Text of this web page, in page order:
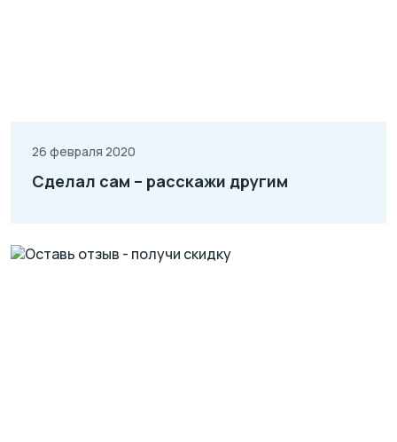
26 февраля 2020
Сделал сам – расскажи другим